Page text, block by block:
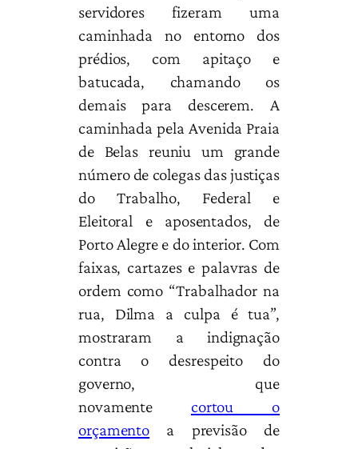
servidores fizeram uma
caminhada no entorno dos
prédios, com apitaço e
batucada, chamando os
demais para descerem. A
caminhada pela Avenida Praia
de Belas reuniu um grande
número de colegas das justiças
do Trabalho, Federal e
Eleitoral e aposentados, de
Porto Alegre e do interior. Com
faixas, cartazes e palavras de
ordem como “Trabalhador na
rua, Dilma a culpa é tua”,
mostraram a indignação
contra o desrespeito do
governo, que
novamente cortou o
orçamento a previsão de